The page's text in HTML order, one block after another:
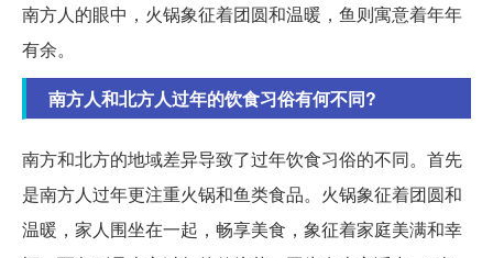
南方人的眼中，火锅象征着团圆和温暖，鱼则寓意着年年
有余。
南方人和北方人过年的饮食习俗有何不同?
南方和北方的地域差异导致了过年饮食习俗的不同。首先
是南方人过年更注重火锅和鱼类食品。火锅象征着团圆和
温暖，家人围坐在一起，畅享美食，象征着家庭美满和幸